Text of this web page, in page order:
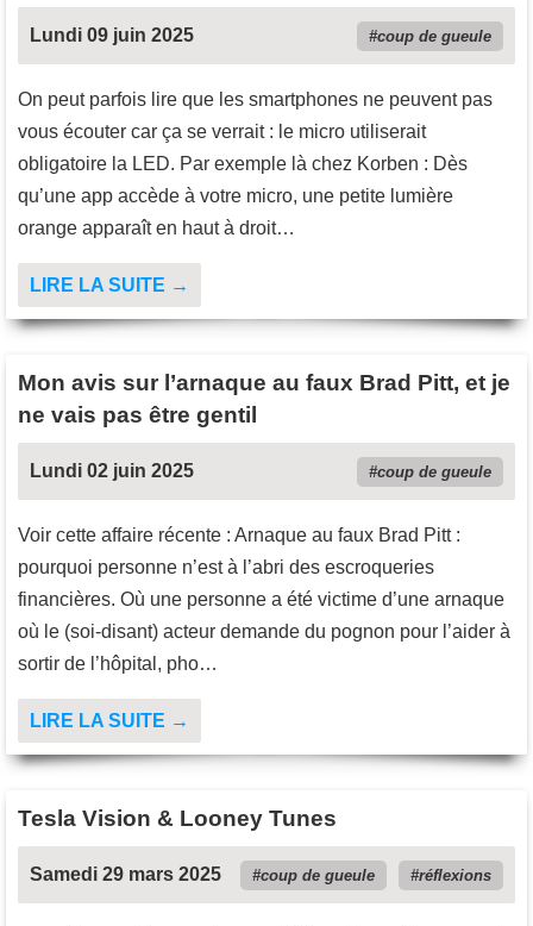
Lundi 09 juin 2025 coup de gueule
On peut parfois lire que les smartphones ne peuvent pas
vous écouter car ça se verrait : le micro utiliserait
obligatoire la LED. Par exemple là chez Korben : Dès
qu’une app accède à votre micro, une petite lumière
orange apparaît en haut à droit…
LIRE LA SUITE →
Mon avis sur l’arnaque au faux Brad Pitt, et je
ne vais pas être gentil
Lundi 02 juin 2025 coup de gueule
Voir cette affaire récente : Arnaque au faux Brad Pitt :
pourquoi personne n’est à l’abri des escroqueries
financières. Où une personne a été victime d’une arnaque
où le (soi-disant) acteur demande du pognon pour l’aider à
sortir de l’hôpital, pho…
LIRE LA SUITE →
Tesla Vision & Looney Tunes
Samedi 29 mars 2025 coup de gueule réflexions